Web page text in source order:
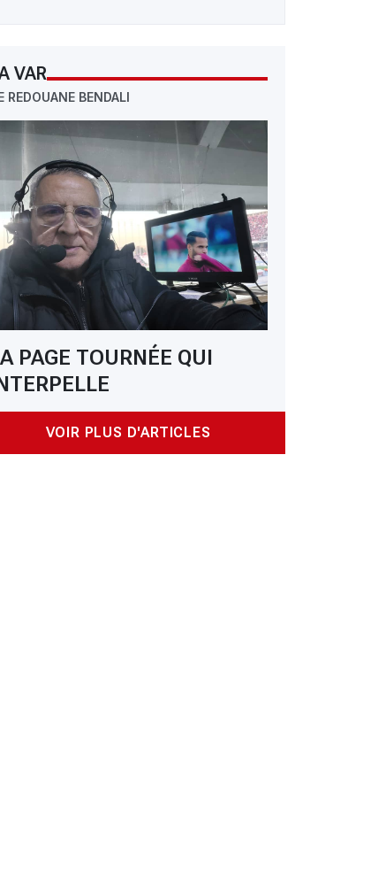
VAR
REDOUANE BENDALI
PAGE TOURNÉE QUI
VOIR PLUS D'ARTICLES